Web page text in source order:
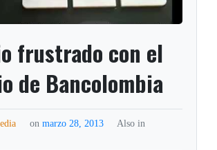
frustrado con el
de Bancolombia
on marzo 28, 2013
Also in